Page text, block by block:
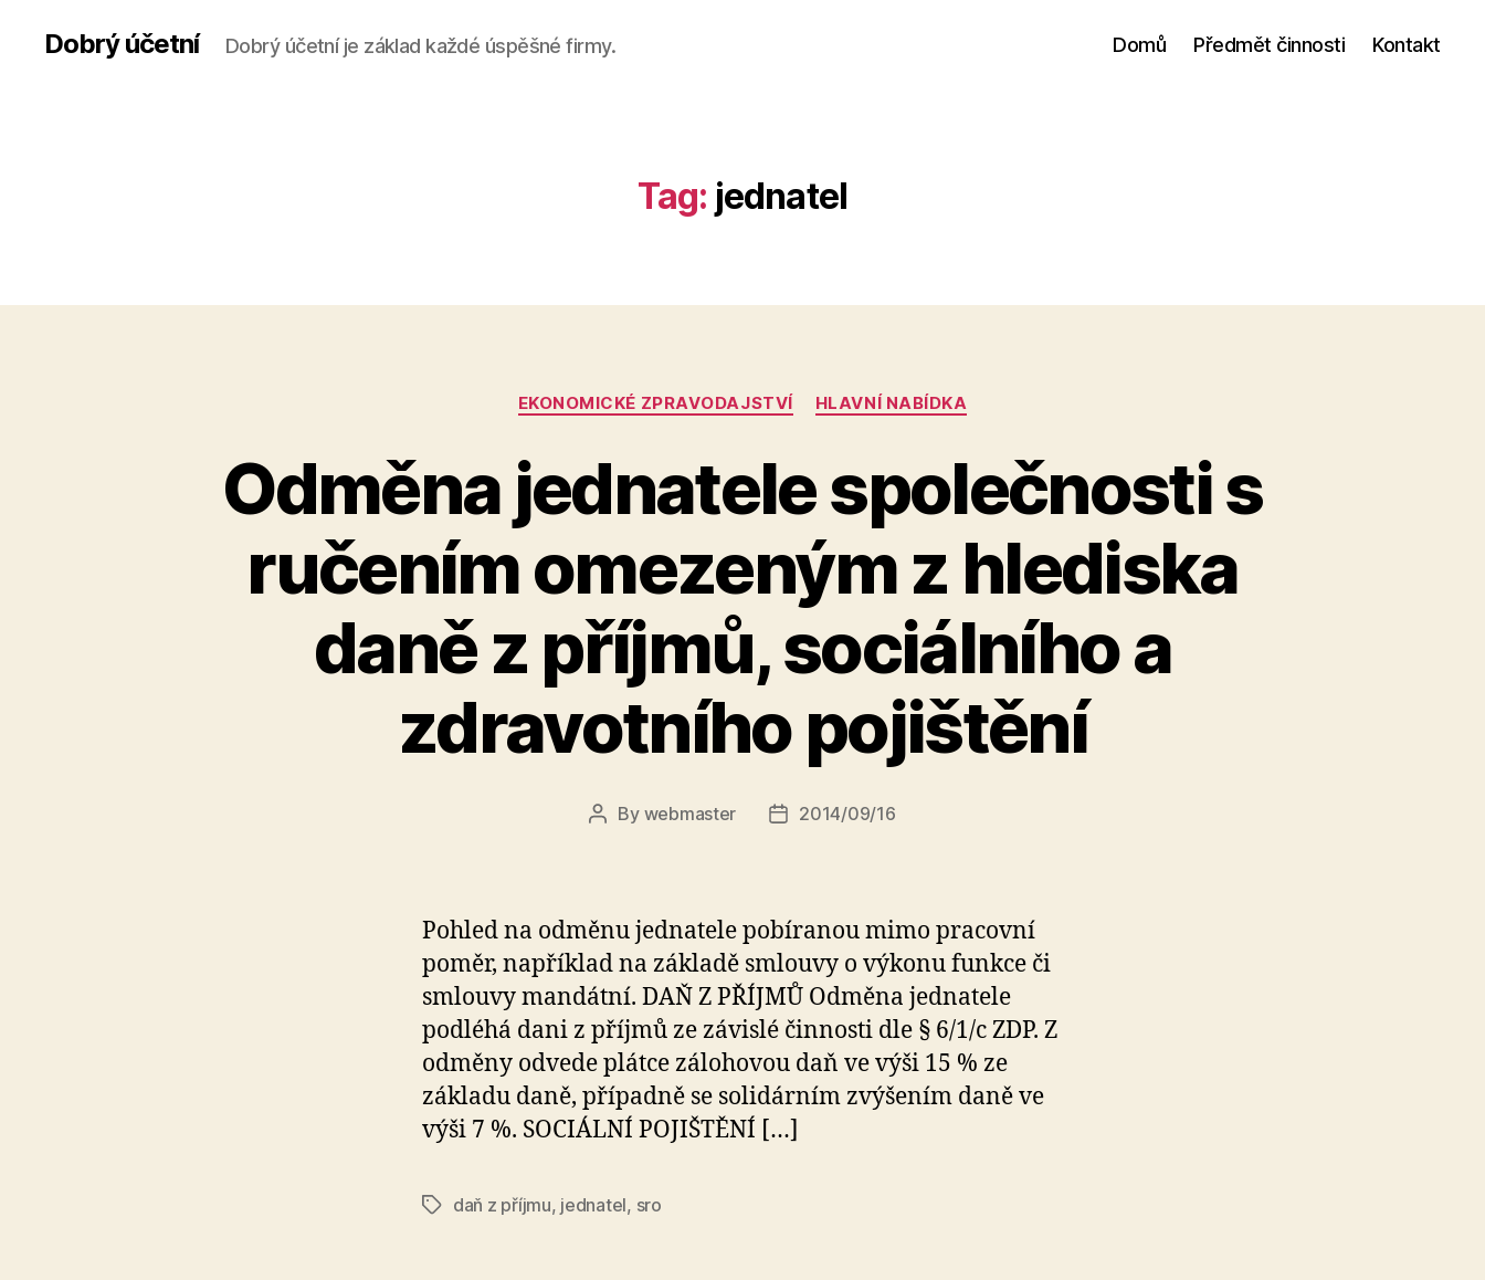
Dobrý účetní Dobrý účetní je základ každé úspěšné firmy. Domů Předmět činnosti Kontakt
Tag: jednatel
Categories
EKONOMICKÉ ZPRAVODAJSTVÍ HLAVNÍ NABÍDKA
Odměna jednatele společnosti s
ručením omezeným z hlediska
daně z příjmů, sociálního a
zdravotního pojištění
Post
By webmaster
Post2014/09/16
Pohled na odměnu jednatele pobíranou mimo pracovní
poměr, například na základě smlouvy o výkonu funkce či
smlouvy mandátní. DAŇ Z PŘÍJMŮ Odměna jednatele
podléhá dani z příjmů ze závislé činnosti dle § 6/1/c ZDP. Z
odměny odvede plátce zálohovou daň ve výši 15 % ze
základu daně, případně se solidárním zvýšením daně ve
výši 7 %. SOCIÁLNÍ POJIŠTĚNÍ […]
Tagsdaň z příjmu, jednatel, sro